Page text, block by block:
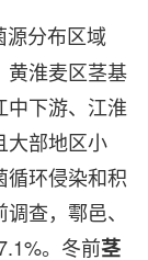
源分布区域
黄淮麦区茎基
中下游、江淮
大部地区小
循环侵染和积
查，鄠邑、
。冬前茎